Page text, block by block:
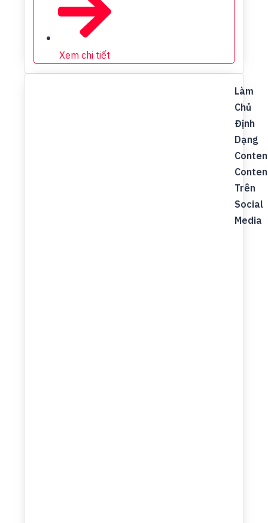
Xem chi tiết
Làm
Chủ
Định
Dạng
Trên
Social
Media